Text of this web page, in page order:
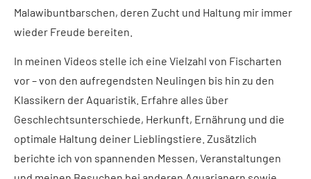
Malawibuntbarschen, deren Zucht und Haltung mir immer
wieder Freude bereiten.
In meinen Videos stelle ich eine Vielzahl von Fischarten
vor – von den aufregendsten Neulingen bis hin zu den
Klassikern der Aquaristik. Erfahre alles über
Geschlechtsunterschiede, Herkunft, Ernährung und die
optimale Haltung deiner Lieblingstiere. Zusätzlich
berichte ich von spannenden Messen, Veranstaltungen